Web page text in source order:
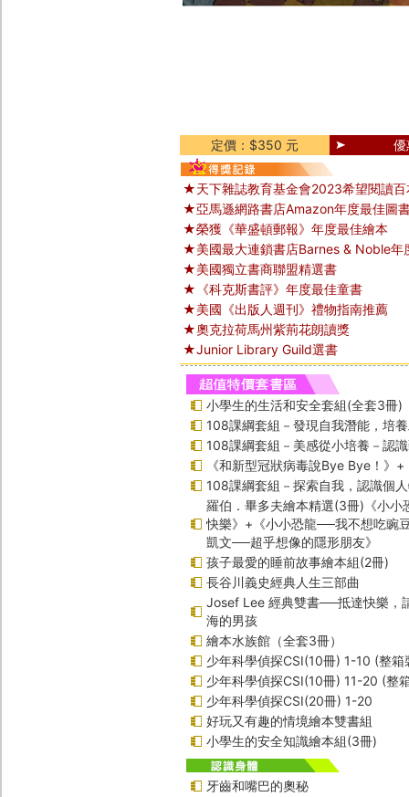
定價：$350 元
★天下雜誌教育基金會2023希望閱讀百
★亞馬遜網路書店Amazon年度最佳圖
★榮獲《華盛頓郵報》年度最佳繪本
★美國最大連鎖書店Barnes & Noble年
★美國獨立書商聯盟精選書
★《科克斯書評》年度最佳童書
★美國《出版人週刊》禮物指南推薦
★奧克拉荷馬州紫荊花朗讀獎
★Junior Library Guild選書
小學生的生活和安全套組(全套3冊)
108課綱套組－發現自我潛能，培
108課綱套組－美感從小培養－認
《和新型冠狀病毒說Bye Bye！》
108課綱套組－探索自我，認識個
羅伯．畢多夫繪本精選(3冊)《小
快樂》+《小小恐龍──我不想吃豌
凱文──超乎想像的隱形朋友》
孩子最愛的睡前故事繪本組(2冊)
長谷川義史經典人生三部曲
Josef Lee 經典雙書──抵達快樂，
海的男孩
繪本水族館（全套3冊）
少年科學偵探CSI(10冊) 1-10 (整箱
少年科學偵探CSI(10冊) 11-20 (整
少年科學偵探CSI(20冊) 1-20
好玩又有趣的情境繪本雙書組
小學生的安全知識繪本組(3冊)
牙齒和嘴巴的奧秘